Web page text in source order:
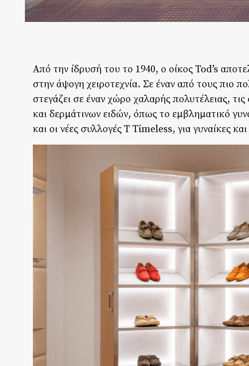
Από την ίδρυσή του το 1940, ο οίκος Tod’s
στην άψογη χειροτεχνία. Σε έναν από τους πιο
στεγάζει σε έναν χώρο χαλαρής πολυτέλειας,
και δερμάτινων ειδών, όπως το εμβληματικό
και οι νέες συλλογές T Timeless, για γυναίκες